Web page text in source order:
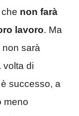
non farà
lavoro. Ma
non sarà
volta di
successo, a
meno